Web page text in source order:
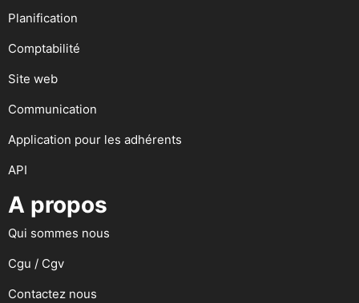
Planification
Comptabilité
Site web
Communication
Application pour les adhérents
API
A propos
Qui sommes nous
Cgu / Cgv
Contactez nous